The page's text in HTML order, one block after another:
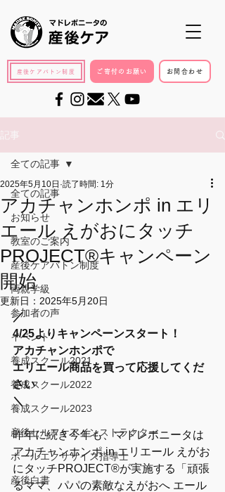
産後ケアバトン制度 ご寄付のお願い お問合わせ
記事
全ての記事
お知らせ
教室のご案内
産後ケアバトン制度
両親学級
参加者の声
イベント
養成スクール2021
養成スクール2022
養成スクール2023
産後セルフケアインストラクター
ボールエクササイズ指導士
産後白書
全ての記事
アカチャンホンポ in エリ
エール えがおにタッチ
PROJECT®キャンペーン
開始
2025年5月10日 読了時間: 1分
更新日： 2025年5月20日
／
4/25よりキャンペーンスタート！
アカチャンホンポで
エリエール商品を買って応援してくだ
さい
＼
昨年に続き今年も、マドレボニータは
アカチャンホンポ in エリエール えがお
にタッチPROJECT®が実施する「頑張
るママ、パパの素敵なえがおへ エール